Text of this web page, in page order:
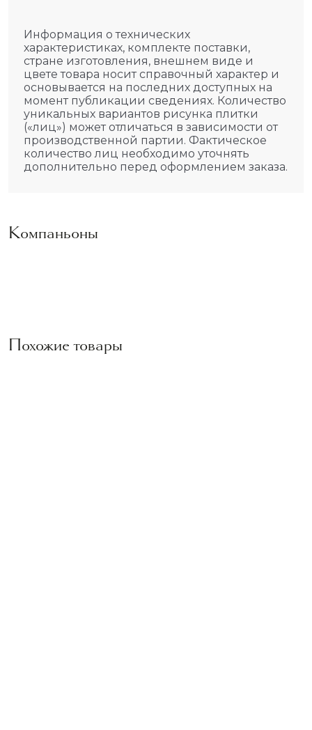
Информация о технических
характеристиках, комплекте поставки,
стране изготовления, внешнем виде и
цвете товара носит справочный характер и
основывается на последних доступных на
момент публикации сведениях. Количество
уникальных вариантов рисунка плитки
(«лиц») может отличаться в зависимости от
производственной партии. Фактическое
количество лиц необходимо уточнять
дополнительно перед оформлением заказа.
Компаньоны
Похожие товары